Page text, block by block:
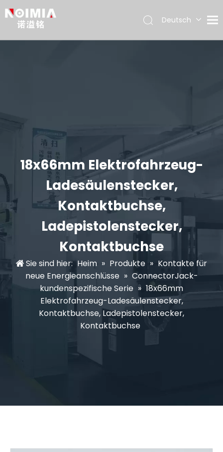
Deutsch
18x66mm Elektrofahrzeug-
Ladesäulenstecker,
Kontaktbuchse,
Ladepistolenstecker,
Kontaktbuchse
Sie sind hier: Heim » Produkte » Kontakte für
neue Energieanschlüsse » ConnectorJack-
kundenspezifische Serie » 18x66mm
Elektrofahrzeug-Ladesäulenstecker,
Kontaktbuchse, Ladepistolenstecker,
Kontaktbuchse